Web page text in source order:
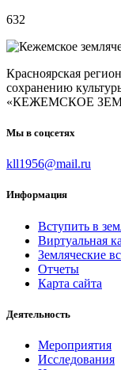
632
Красноярская
сохранению
«КЕЖЕМСКОЕ
Мы в соцсетях
kll1956@mail.ru
Информация
Вступить в
Виртуальная
Земляческие
Отчеты
Карта сайта
Деятельность
Мероприятия
Исследования